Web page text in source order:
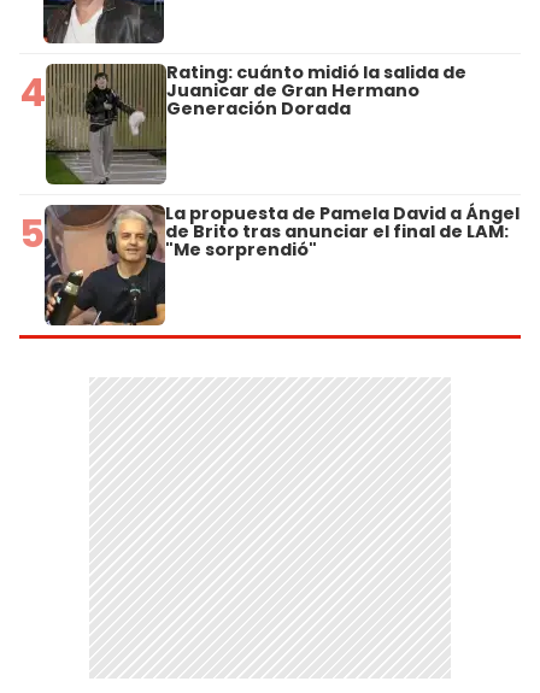
4 Rating: cuánto midió la salida de
Juanicar de Gran Hermano
Generación Dorada
5 La propuesta de Pamela David a Ángel
de Brito tras anunciar el final de LAM:
"Me sorprendió"